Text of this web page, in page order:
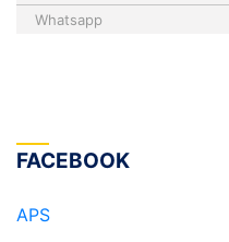
Whatsapp
FACEBOOK
APS